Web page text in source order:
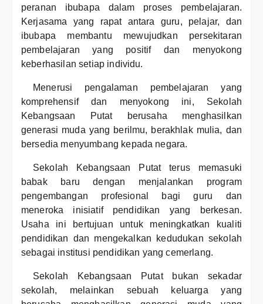
peranan ibubapa dalam proses pembelajaran.
Kerjasama yang rapat antara guru, pelajar, dan
ibubapa membantu mewujudkan persekitaran
pembelajaran yang positif dan menyokong
keberhasilan setiap individu.
Menerusi pengalaman pembelajaran yang
komprehensif dan menyokong ini, Sekolah
Kebangsaan Putat berusaha menghasilkan
generasi muda yang berilmu, berakhlak mulia, dan
bersedia menyumbang kepada negara.
Sekolah Kebangsaan Putat terus memasuki
babak baru dengan menjalankan program
pengembangan profesional bagi guru dan
meneroka inisiatif pendidikan yang berkesan.
Usaha ini bertujuan untuk meningkatkan kualiti
pendidikan dan mengekalkan kedudukan sekolah
sebagai institusi pendidikan yang cemerlang.
Sekolah Kebangsaan Putat bukan sekadar
sekolah, melainkan sebuah keluarga yang